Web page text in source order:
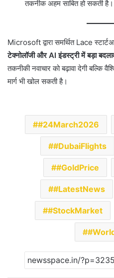
तकनीक अहम साबित हो सकती है।
Microsoft द्वारा समर्थित Lace
टेक्नोलॉजी और AI इंडस्ट्री में बड़ा
तकनीकी नवाचार को बढ़ावा देगी बल्कि
मार्ग भी खोल सकती है।
#24March2026
#DubaiFlights
#GoldPrice
#LatestNews
#StockMarket